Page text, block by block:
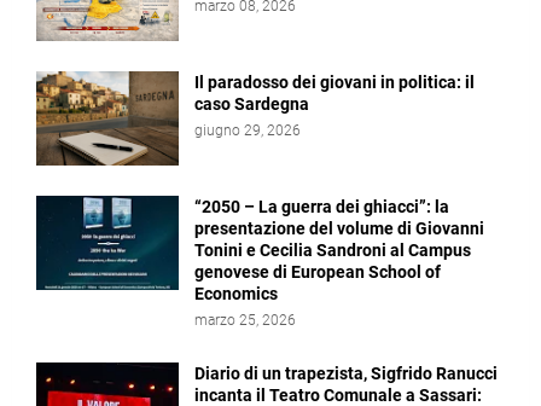
marzo 08, 2026
Il paradosso dei giovani in politica: il
caso Sardegna
giugno 29, 2026
“2050 – La guerra dei ghiacci”: la
presentazione del volume di Giovanni
Tonini e Cecilia Sandroni al Campus
genovese di European School of
Economics
marzo 25, 2026
Diario di un trapezista, Sigfrido Ranucci
incanta il Teatro Comunale a Sassari: